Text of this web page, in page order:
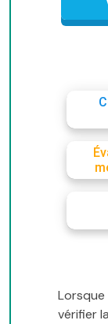
Lorsque
vérifier